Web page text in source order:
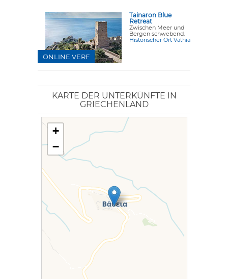
Tainaron Blue
Retreat
Zwischen Meer und
Bergen schwebend.
Historischer Ort Vathia
ONLINE VERF
KARTE DER UNTERKÜNFTE IN
GRIECHENLAND
+
−